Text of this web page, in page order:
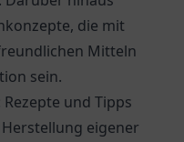
die mit
Mitteln
sein.
und Tipps
eigener